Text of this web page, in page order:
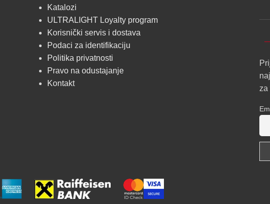
Katalozi
ULTRALIGHT Loyalty program
Korisnički servis i dostava
Podaci za identifikaciju
Politika privatnosti
Pravo na odustajanje
Kontakt
za